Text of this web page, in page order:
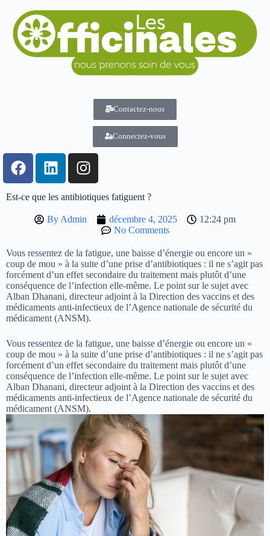
Contactez-nous
Connectez-vous
Est-ce que les antibiotiques fatiguent ?
By Admin décembre 4, 2025
12:24 pm
No Comments
Vous ressentez de la fatigue, une baisse d’énergie ou encore un «
coup de mou » à la suite d’une prise d’antibiotiques : il ne s’agit pas
forcément d’un effet secondaire du traitement mais plutôt d’une
conséquence de l’infection elle-même. Le point sur le sujet avec
Alban Dhanani, directeur adjoint à la Direction des vaccins et des
médicaments anti-infectieux de l’Agence nationale de sécurité du
médicament (ANSM).
Vous ressentez de la fatigue, une baisse d’énergie ou encore un «
coup de mou » à la suite d’une prise d’antibiotiques : il ne s’agit pas
forcément d’un effet secondaire du traitement mais plutôt d’une
conséquence de l’infection elle-même. Le point sur le sujet avec
Alban Dhanani, directeur adjoint à la Direction des vaccins et des
médicaments anti-infectieux de l’Agence nationale de sécurité du
médicament (ANSM).